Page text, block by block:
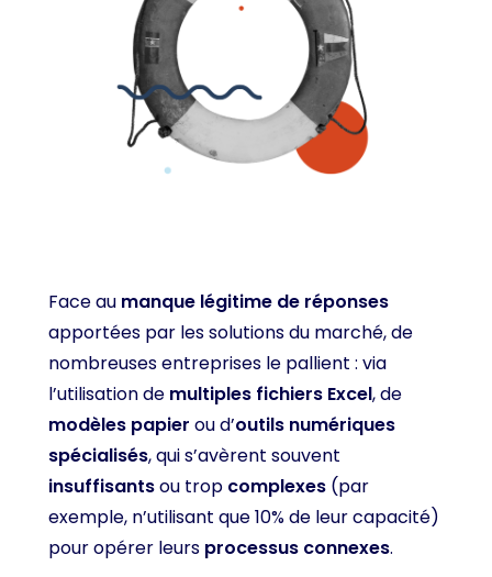
Face au manque légitime de réponses
apportées par les solutions du marché, de
nombreuses entreprises le pallient : via
l’utilisation de multiples fichiers Excel, de
modèles papier ou d’outils numériques
spécialisés, qui s’avèrent souvent
insuffisantsou trop complexes(par
exemple, n’utilisant que 10% de leur capacité)
pour opérer leurs processus connexes.